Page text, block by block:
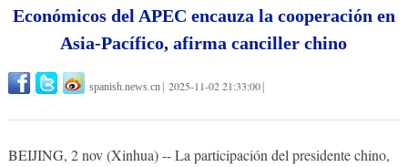
Económicos del APEC encauza la cooperación en
Asia-Pacífico, afirma canciller chino
spanish.news.cn 2025-11-02 21:33:00
BEIJING, 2 nov (Xinhua) -- La participación del presidente chino,